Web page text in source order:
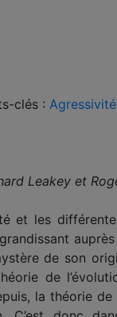
clés : Agressivité
Leakey et
et les
de son
de
la théorie de